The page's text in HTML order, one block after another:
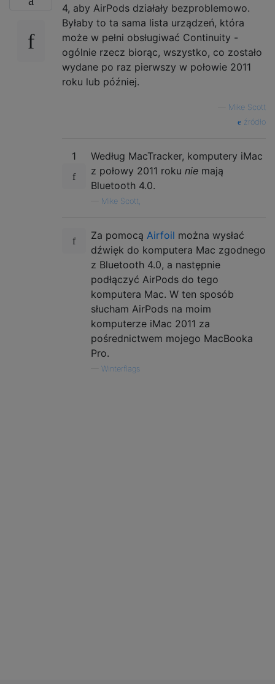
4, aby AirPods działały bezproblemowo.
Byłaby to ta sama lista urządzeń, która
może w pełni obsługiwać Continuity -
ogólnie rzecz biorąc, wszystko, co zostało
wydane po raz pierwszy w połowie 2011
roku lub później.
Mike Scott
źródło
1
Według MacTracker, komputery iMac
z połowy 2011 roku nie mają
Bluetooth 4.0.
Mike Scott,
Za pomocą Airfoil można wysłać
dźwięk do komputera Mac zgodnego
z Bluetooth 4.0, a następnie
podłączyć AirPods do tego
komputera Mac. W ten sposób
słucham AirPods na moim
komputerze iMac 2011 za
pośrednictwem mojego MacBooka
Pro.
Winterflags